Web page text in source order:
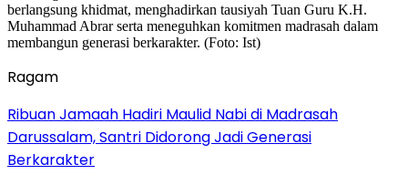
Ragam
Ribuan Jamaah Hadiri Maulid Nabi di Madrasah
Darussalam, Santri Didorong Jadi Generasi
Berkarakter